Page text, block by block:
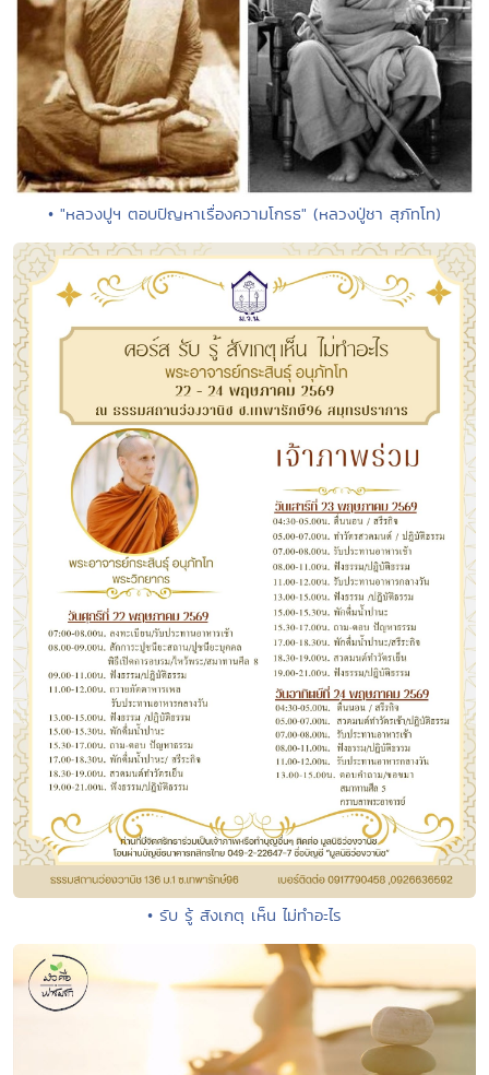
• "หลวงปูฯ ตอบปัญหาเรื่องความโกรธ" (หลวงปู่ชา สุภัทโท)
• รับ รู้ สังเกตุ เห็น ไม่ทำอะไร